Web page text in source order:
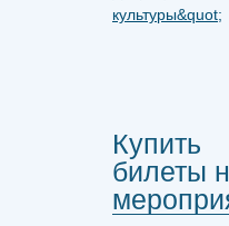
Купить
билеты